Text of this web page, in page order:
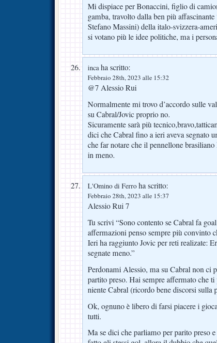
Mi dispiace per Bonaccini, figlio di
gamba, travolto dalla ben più
Stefano Massini) della italo-svizzera-
si votano più le idee politiche, ma i
incaha scritto:
Febbraio 28th, 2023 alle 15:32
@7 Alessio Rui
Normalmente mi trovo d’accordo sulle
su Cabral/Jovic proprio no.
Sicuramente sarà più
dici che Cabral fino a ieri aveva segnato
che far notare che il pennellone
in meno.
L'Omino di Ferro ha scritto:
Febbraio 28th, 2023 alle 15:37
Alessio Rui 7
Tu scrivi “Sono contento se Cabral fa
affermazioni penso sempre più convinto
Ieri ha raggiunto Jovic per reti realizate:
segnate meno.”
Perdonami Alessio, ma su Cabral non ci
partito preso. Hai sempre affermato che
niente Cabral (ricordo bene discorsi
Ok, ognuno è libero di farsi piacere i
tutti.
Ma se dici che parliamo per parito preso